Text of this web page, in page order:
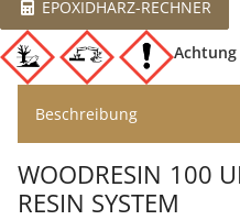
EPOXIDHARZ-RECHNER
Achtung
Beschreibung
WOODRESIN 100
RESIN SYSTEM